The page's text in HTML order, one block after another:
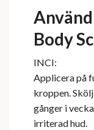
Body
INCI:
Applicera på
kroppen.
gånger i
irriterad hud.